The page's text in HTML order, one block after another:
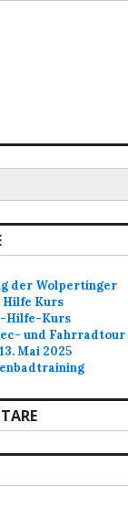
der Wolpertinger
Kurs
Hilfe-Kurs
und Fahrradtour
Mai 2025